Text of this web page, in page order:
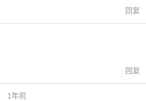
回复
回复
1年前